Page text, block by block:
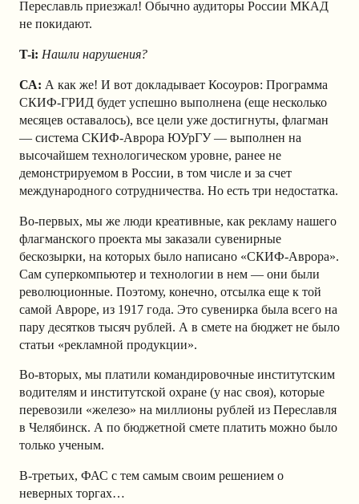
Переславль приезжал! Обычно аудиторы России МКАД
не покидают.
T-i: Нашли нарушения?
СА: А как же! И вот докладывает Косоуров: Программа
СКИФ-ГРИД будет успешно выполнена (еще несколько
месяцев оставалось), все цели уже достигнуты, флагман
— система СКИФ-Аврора ЮУрГУ — выполнен на
высочайшем технологическом уровне, ранее не
демонстрируемом в России, в том числе и за счет
международного сотрудничества. Но есть три недостатка.
Во-первых, мы же люди креативные, как рекламу нашего
флагманского проекта мы заказали сувенирные
бескозырки, на которых было написано «СКИФ-Аврора».
Сам суперкомпьютер и технологии в нем — они были
революционные. Поэтому, конечно, отсылка еще к той
самой Авроре, из 1917 года. Это сувенирка была всего на
пару десятков тысяч рублей. А в смете на бюджет не было
статьи «рекламной продукции».
Во-вторых, мы платили командировочные институтским
водителям и институтской охране (у нас своя), которые
перевозили «железо» на миллионы рублей из Переславля
в Челябинск. А по бюджетной смете платить можно было
только ученым.
В-третьих, ФАС с тем самым своим решением о
неверных торгах…